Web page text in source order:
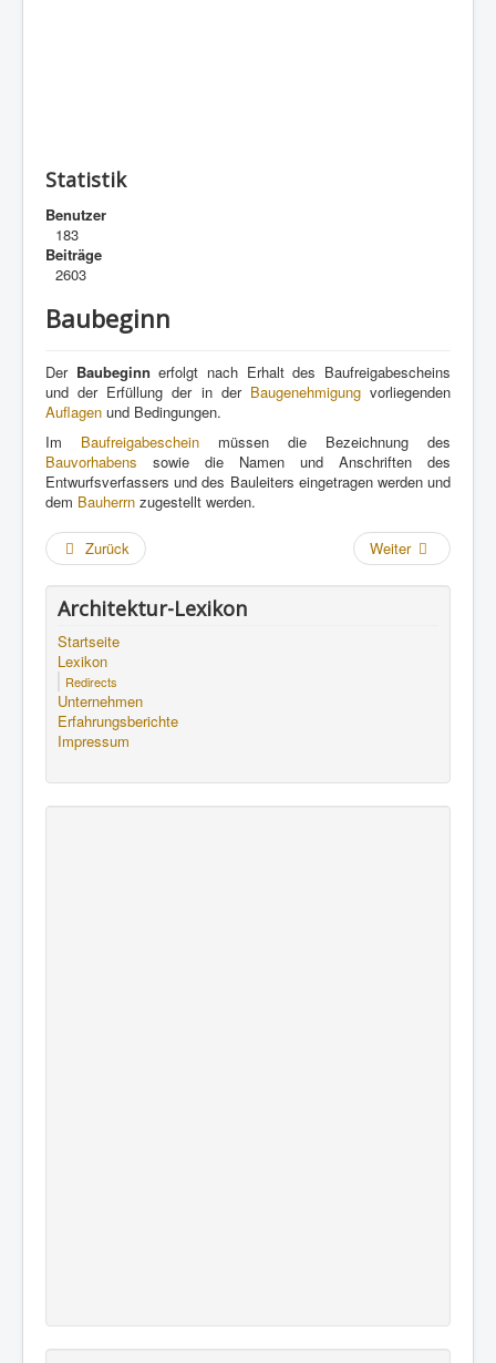
Statistik
Benutzer
183
Beiträge
2603
Baubeginn
Der Baubeginn erfolgt nach Erhalt des Baufreigabescheins
und der Erfüllung der in der Baugenehmigungvorliegenden
Auflagen und Bedingungen.
Im Baufreigabeschein müssen die Bezeichnung des
Bauvorhabens sowie die Namen und Anschriften des
Entwurfsverfassers und des Bauleiters eingetragen werden und
dem Bauherrn zugestellt werden.
Zurück Weiter
Architektur-Lexikon
Startseite
Lexikon
Redirects
Unternehmen
Erfahrungsberichte
Impressum